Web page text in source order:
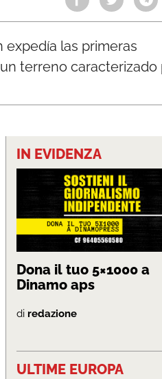
expedía las primeras
terreno caracterizado
IN EVIDENZA
Dona il tuo 5×1000 a
Dinamo aps
di redazione
ULTIME EUROPA